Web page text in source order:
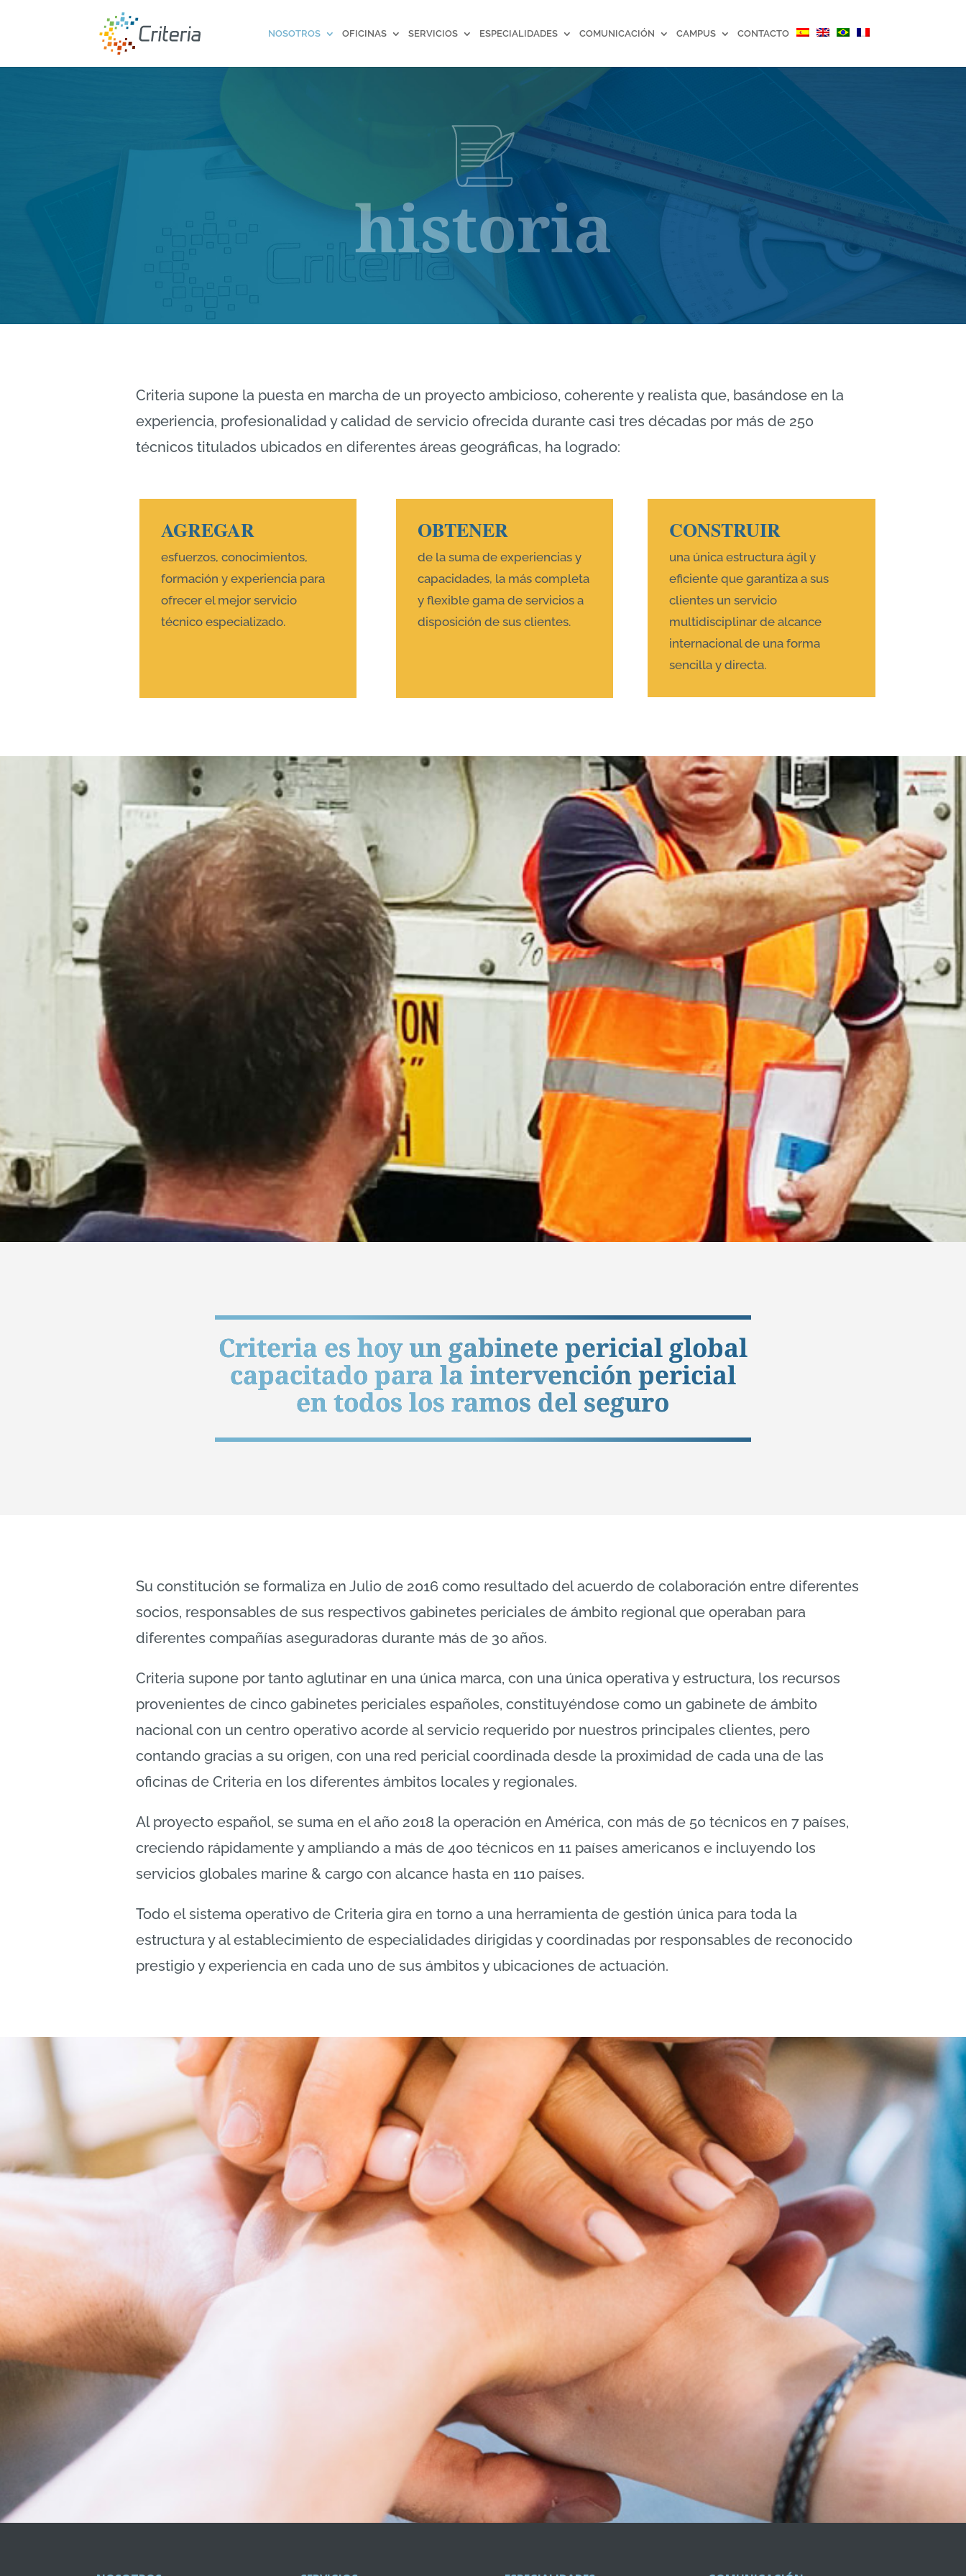
NOSOTROS OFICINAS SERVICIOS ESPECIALIDADES COMUNICACIÓN CAMPUS CONTACTO
historia
Criteria supone la puesta en marcha de un proyecto ambicioso, coherente y realista que, basándose en la
experiencia, profesionalidad y calidad de servicio ofrecida durante casi tres décadas por más de 250
técnicos titulados ubicados en diferentes áreas geográficas, ha logrado:
AGREGAR
esfuerzos, conocimientos,
formación y experiencia para
ofrecer el mejor servicio
técnico especializado.
OBTENER
de la suma de experiencias y
capacidades, la más completa
y flexible gama de servicios a
disposición de sus clientes.
CONSTRUIR
una única estructura ágil y
eficiente que garantiza a sus
clientes un servicio
multidisciplinar de alcance
internacional de una forma
sencilla y directa.
Criteria es hoy un gabinete pericial global
capacitado para la intervención pericial
en todos los ramos del seguro
Su constitución se formaliza en Julio de 2016 como resultado del acuerdo de colaboración entre diferentes
socios, responsables de sus respectivos gabinetes periciales de ámbito regional que operaban para
diferentes compañías aseguradoras durante más de 30 años.
Criteria supone por tanto aglutinar en una única marca, con una única operativa y estructura, los recursos
provenientes de cinco gabinetes periciales españoles, constituyéndose como un gabinete de ámbito
nacional con un centro operativo acorde al servicio requerido por nuestros principales clientes, pero
contando gracias a su origen, con una red pericial coordinada desde la proximidad de cada una de las
oficinas de Criteria en los diferentes ámbitos locales y regionales.
Al proyecto español, se suma en el año 2018 la operación en América, con más de 50 técnicos en 7 países,
creciendo rápidamente y ampliando a más de 400 técnicos en 11 países americanos e incluyendo los
servicios globales marine & cargo con alcance hasta en 110 países.
Todo el sistema operativo de Criteria gira en torno a una herramienta de gestión única para toda la
estructura y al establecimiento de especialidades dirigidas y coordinadas por responsables de reconocido
prestigio y experiencia en cada uno de sus ámbitos y ubicaciones de actuación.